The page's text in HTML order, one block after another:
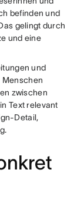
befinden und
gelingt durch
und eine
und
Menschen
zwischen
Text relevant
Detail,